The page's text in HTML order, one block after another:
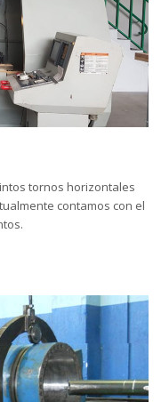
tornos horizontales
contamos con el